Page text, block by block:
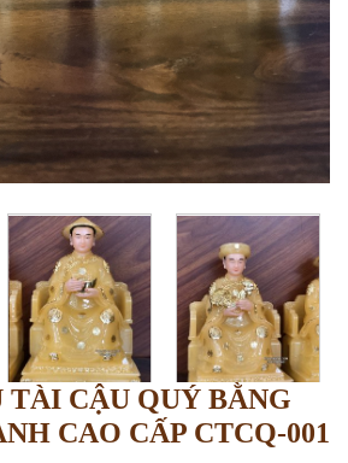
TÀI CẬU QUÝ BẰNG
CAO CẤP CTCQ-001